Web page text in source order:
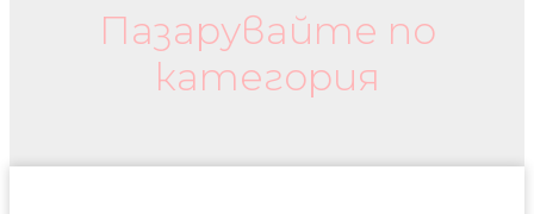
Пазарувайте по
категория